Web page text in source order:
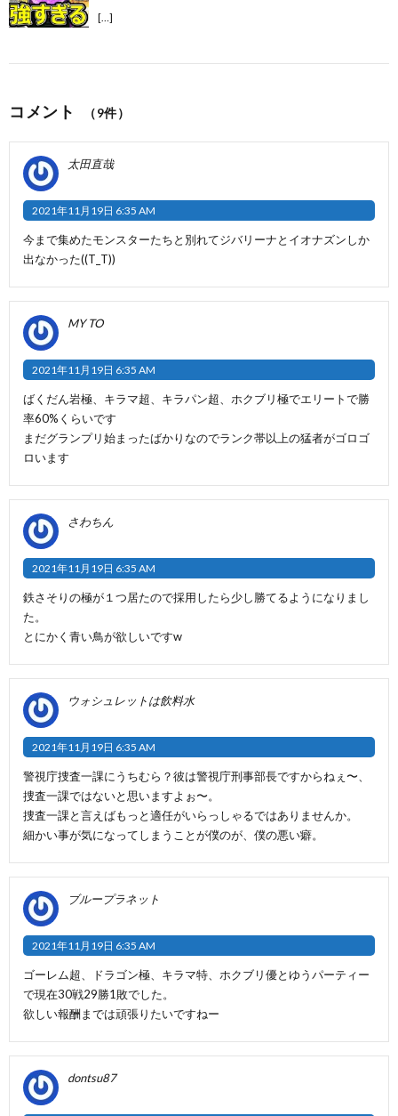
[…]
コメント （9件）
太田直哉
2021年11月19日 6:35 AM
今まで集めたモンスターたちと別れてジバリーナとイオナズンしか
出なかった((T_T))
MY TO
2021年11月19日 6:35 AM
ばくだん岩極、キラマ超、キラパン超、ホクブリ極でエリートで勝
率60%くらいです
まだグランプリ始まったばかりなのでランク帯以上の猛者がゴロゴ
ロいます
さわちん
2021年11月19日 6:35 AM
鉄さそりの極が１つ居たので採用したら少し勝てるようになりまし
た。
とにかく青い鳥が欲しいですw
ウォシュレットは飲料水
2021年11月19日 6:35 AM
警視庁捜査一課にうちむら？彼は警視庁刑事部長ですからねぇ〜、
捜査一課ではないと思いますよぉ〜。
捜査一課と言えばもっと適任がいらっしゃるではありませんか。
細かい事が気になってしまうことが僕のが、僕の悪い癖。
ブループラネット
2021年11月19日 6:35 AM
ゴーレム超、ドラゴン極、キラマ特、ホクブリ優とゆうパーティー
で現在30戦29勝1敗でした。
欲しい報酬までは頑張りたいですねー
dontsu87